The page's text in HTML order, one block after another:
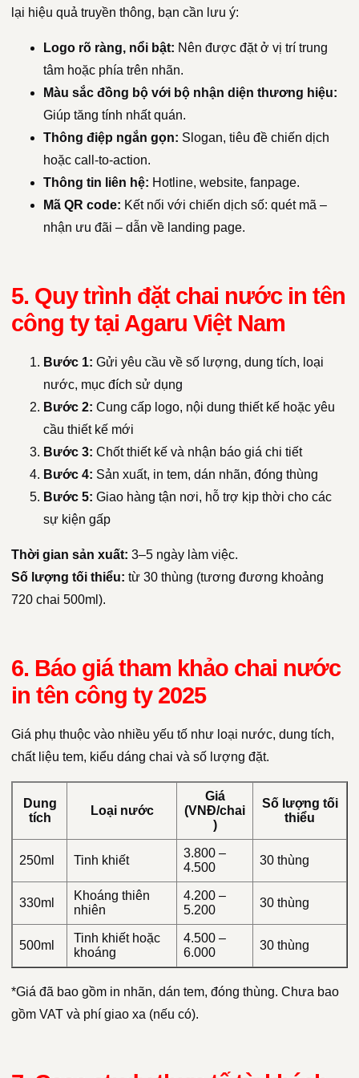
lại hiệu quả truyền thông, bạn cần lưu ý:
Logo rõ ràng, nổi bật: Nên được đặt ở vị trí trung
tâm hoặc phía trên nhãn.
Màu sắc đồng bộ với bộ nhận diện thương hiệu:
Giúp tăng tính nhất quán.
Thông điệp ngắn gọn: Slogan, tiêu đề chiến dịch
hoặc call-to-action.
Thông tin liên hệ: Hotline, website, fanpage.
Mã QR code: Kết nối với chiến dịch số: quét mã –
nhận ưu đãi – dẫn về landing page.
5. Quy trình đặt chai nước in tên
công ty tại Agaru Việt Nam
Bước 1: Gửi yêu cầu về số lượng, dung tích, loại
nước, mục đích sử dụng
Bước 2: Cung cấp logo, nội dung thiết kế hoặc yêu
cầu thiết kế mới
Bước 3: Chốt thiết kế và nhận báo giá chi tiết
Bước 4: Sản xuất, in tem, dán nhãn, đóng thùng
Bước 5: Giao hàng tận nơi, hỗ trợ kịp thời cho các
sự kiện gấp
Thời gian sản xuất: 3–5 ngày làm việc.
Số lượng tối thiểu: từ 30 thùng (tương đương khoảng
720 chai 500ml).
6. Báo giá tham khảo chai nước
in tên công ty 2025
Giá phụ thuộc vào nhiều yếu tố như loại nước, dung tích,
chất liệu tem, kiểu dáng chai và số lượng đặt.
Dung
tích
Loại nước
Giá
(VNĐ/chai
)
Số lượng tối
thiểu
250ml Tinh khiết
3.800 –
4.500
30 thùng
330ml
Khoáng thiên
nhiên
4.200 –
5.200
30 thùng
500ml
Tinh khiết hoặc
khoáng
4.500 –
6.000
30 thùng
*Giá đã bao gồm in nhãn, dán tem, đóng thùng. Chưa bao
gồm VAT và phí giao xa (nếu có).